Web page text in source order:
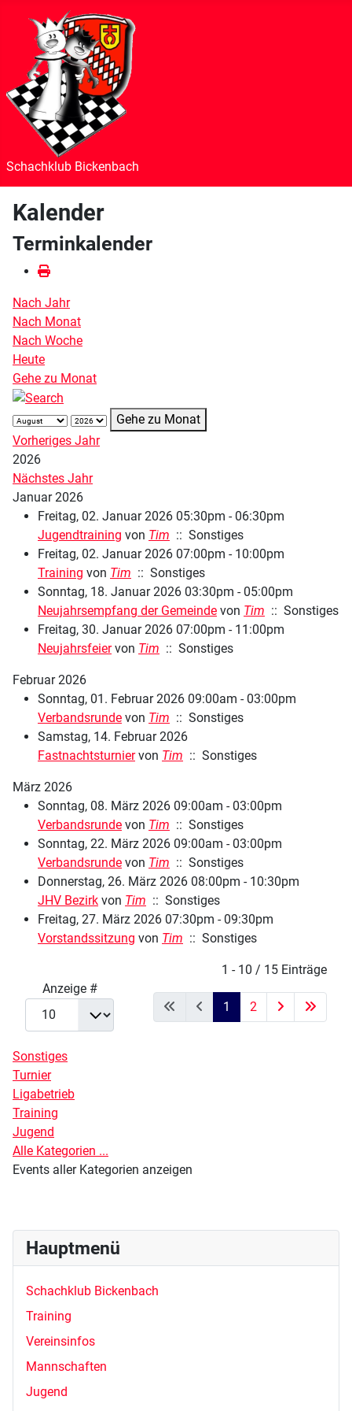
Schachklub Bickenbach
Hauptmenü
Schachklub Bickenbach
Training
Vereinsinfos
Mannschaften
Jugend
Kalender
Terminkalender
Nach Jahr
Nach Monat
Nach Woche
Heute
Gehe zu Monat
Gehe zu Monat
Vorheriges Jahr
2026
Nächstes Jahr
Januar 2026
Freitag, 02. Januar 2026 05:30pm - 06:30pm
Jugendtraining von Tim :: Sonstiges
Freitag, 02. Januar 2026 07:00pm - 10:00pm
Training von Tim :: Sonstiges
Sonntag, 18. Januar 2026 03:30pm - 05:00pm
Neujahrsempfang der Gemeinde von Tim :: Sonstiges
Freitag, 30. Januar 2026 07:00pm - 11:00pm
Neujahrsfeiervon Tim :: Sonstiges
Februar 2026
Sonntag, 01. Februar 2026 09:00am - 03:00pm
Verbandsrunde von Tim :: Sonstiges
Samstag, 14. Februar 2026
Fastnachtsturniervon Tim :: Sonstiges
März 2026
Sonntag, 08. März 2026 09:00am - 03:00pm
Verbandsrunde von Tim :: Sonstiges
Sonntag, 22. März 2026 09:00am - 03:00pm
Verbandsrunde von Tim :: Sonstiges
Donnerstag, 26. März 2026 08:00pm - 10:30pm
JHV Bezirk von Tim :: Sonstiges
Freitag, 27. März 2026 07:30pm - 09:30pm
Vorstandssitzung von Tim :: Sonstiges
1 - 10 / 15 Einträge
Anzeige #
1
2
Sonstiges
Turnier
Ligabetrieb
Training
Jugend
Alle Kategorien ...
Events aller Kategorien anzeigen